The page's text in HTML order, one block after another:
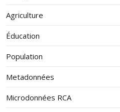
Agriculture
Éducation
Population
Metadonnées
Microdonnées RCA